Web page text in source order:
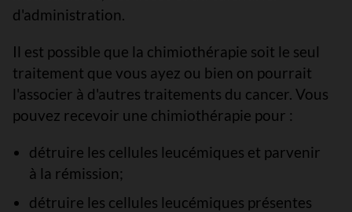
d'administration.
Il est possible que la chimiothérapie soit le seul
traitement que vous ayez ou bien on pourrait
l'associer à d'autres traitements du cancer. Vous
pouvez recevoir une chimiothérapie pour :
détruire les cellules leucémiques et parvenir
à la rémission;
détruire les cellules leucémiques présentes